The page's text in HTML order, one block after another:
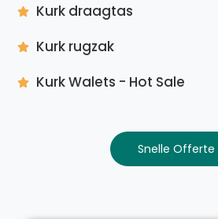
Kurk draagtas
Kurk rugzak
Kurk Walets - Hot Sale
Snelle Offerte